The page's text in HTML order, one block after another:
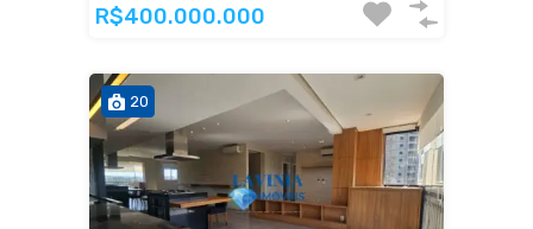
R$400.000.000
20